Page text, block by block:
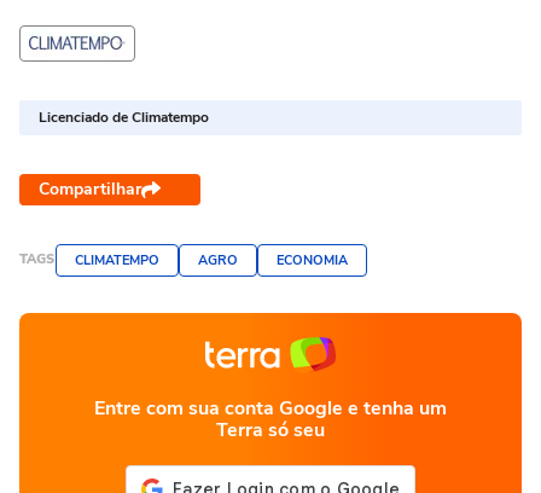
Licenciado de Climatempo
Compartilhar
TAGS CLIMATEMPO AGRO ECONOMIA
Entre com sua conta Google e tenha um
Terra só seu